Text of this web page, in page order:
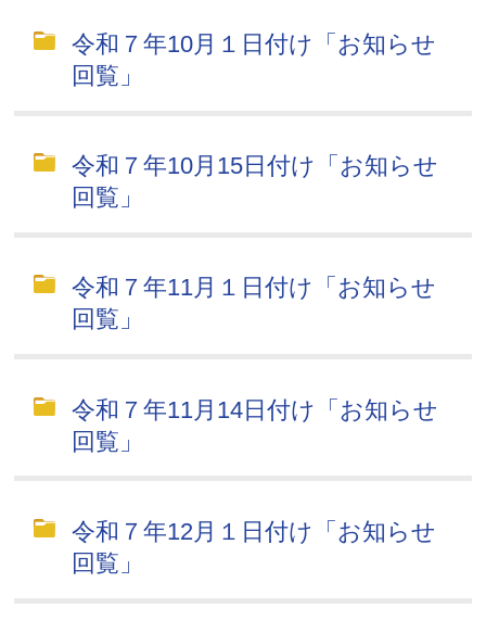
令和７年10月１日付け「お知らせ
回覧」
令和７年10月15日付け「お知らせ
回覧」
令和７年11月１日付け「お知らせ
回覧」
令和７年11月14日付け「お知らせ
回覧」
令和７年12月１日付け「お知らせ
回覧」